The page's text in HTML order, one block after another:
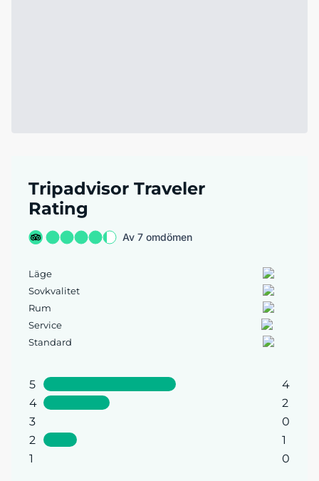
Tripadvisor Traveler
Rating
Av 7 omdömen
Läge
Sovkvalitet
Rum
Service
Standard
5
4
4
2
3
0
2
1
1
0